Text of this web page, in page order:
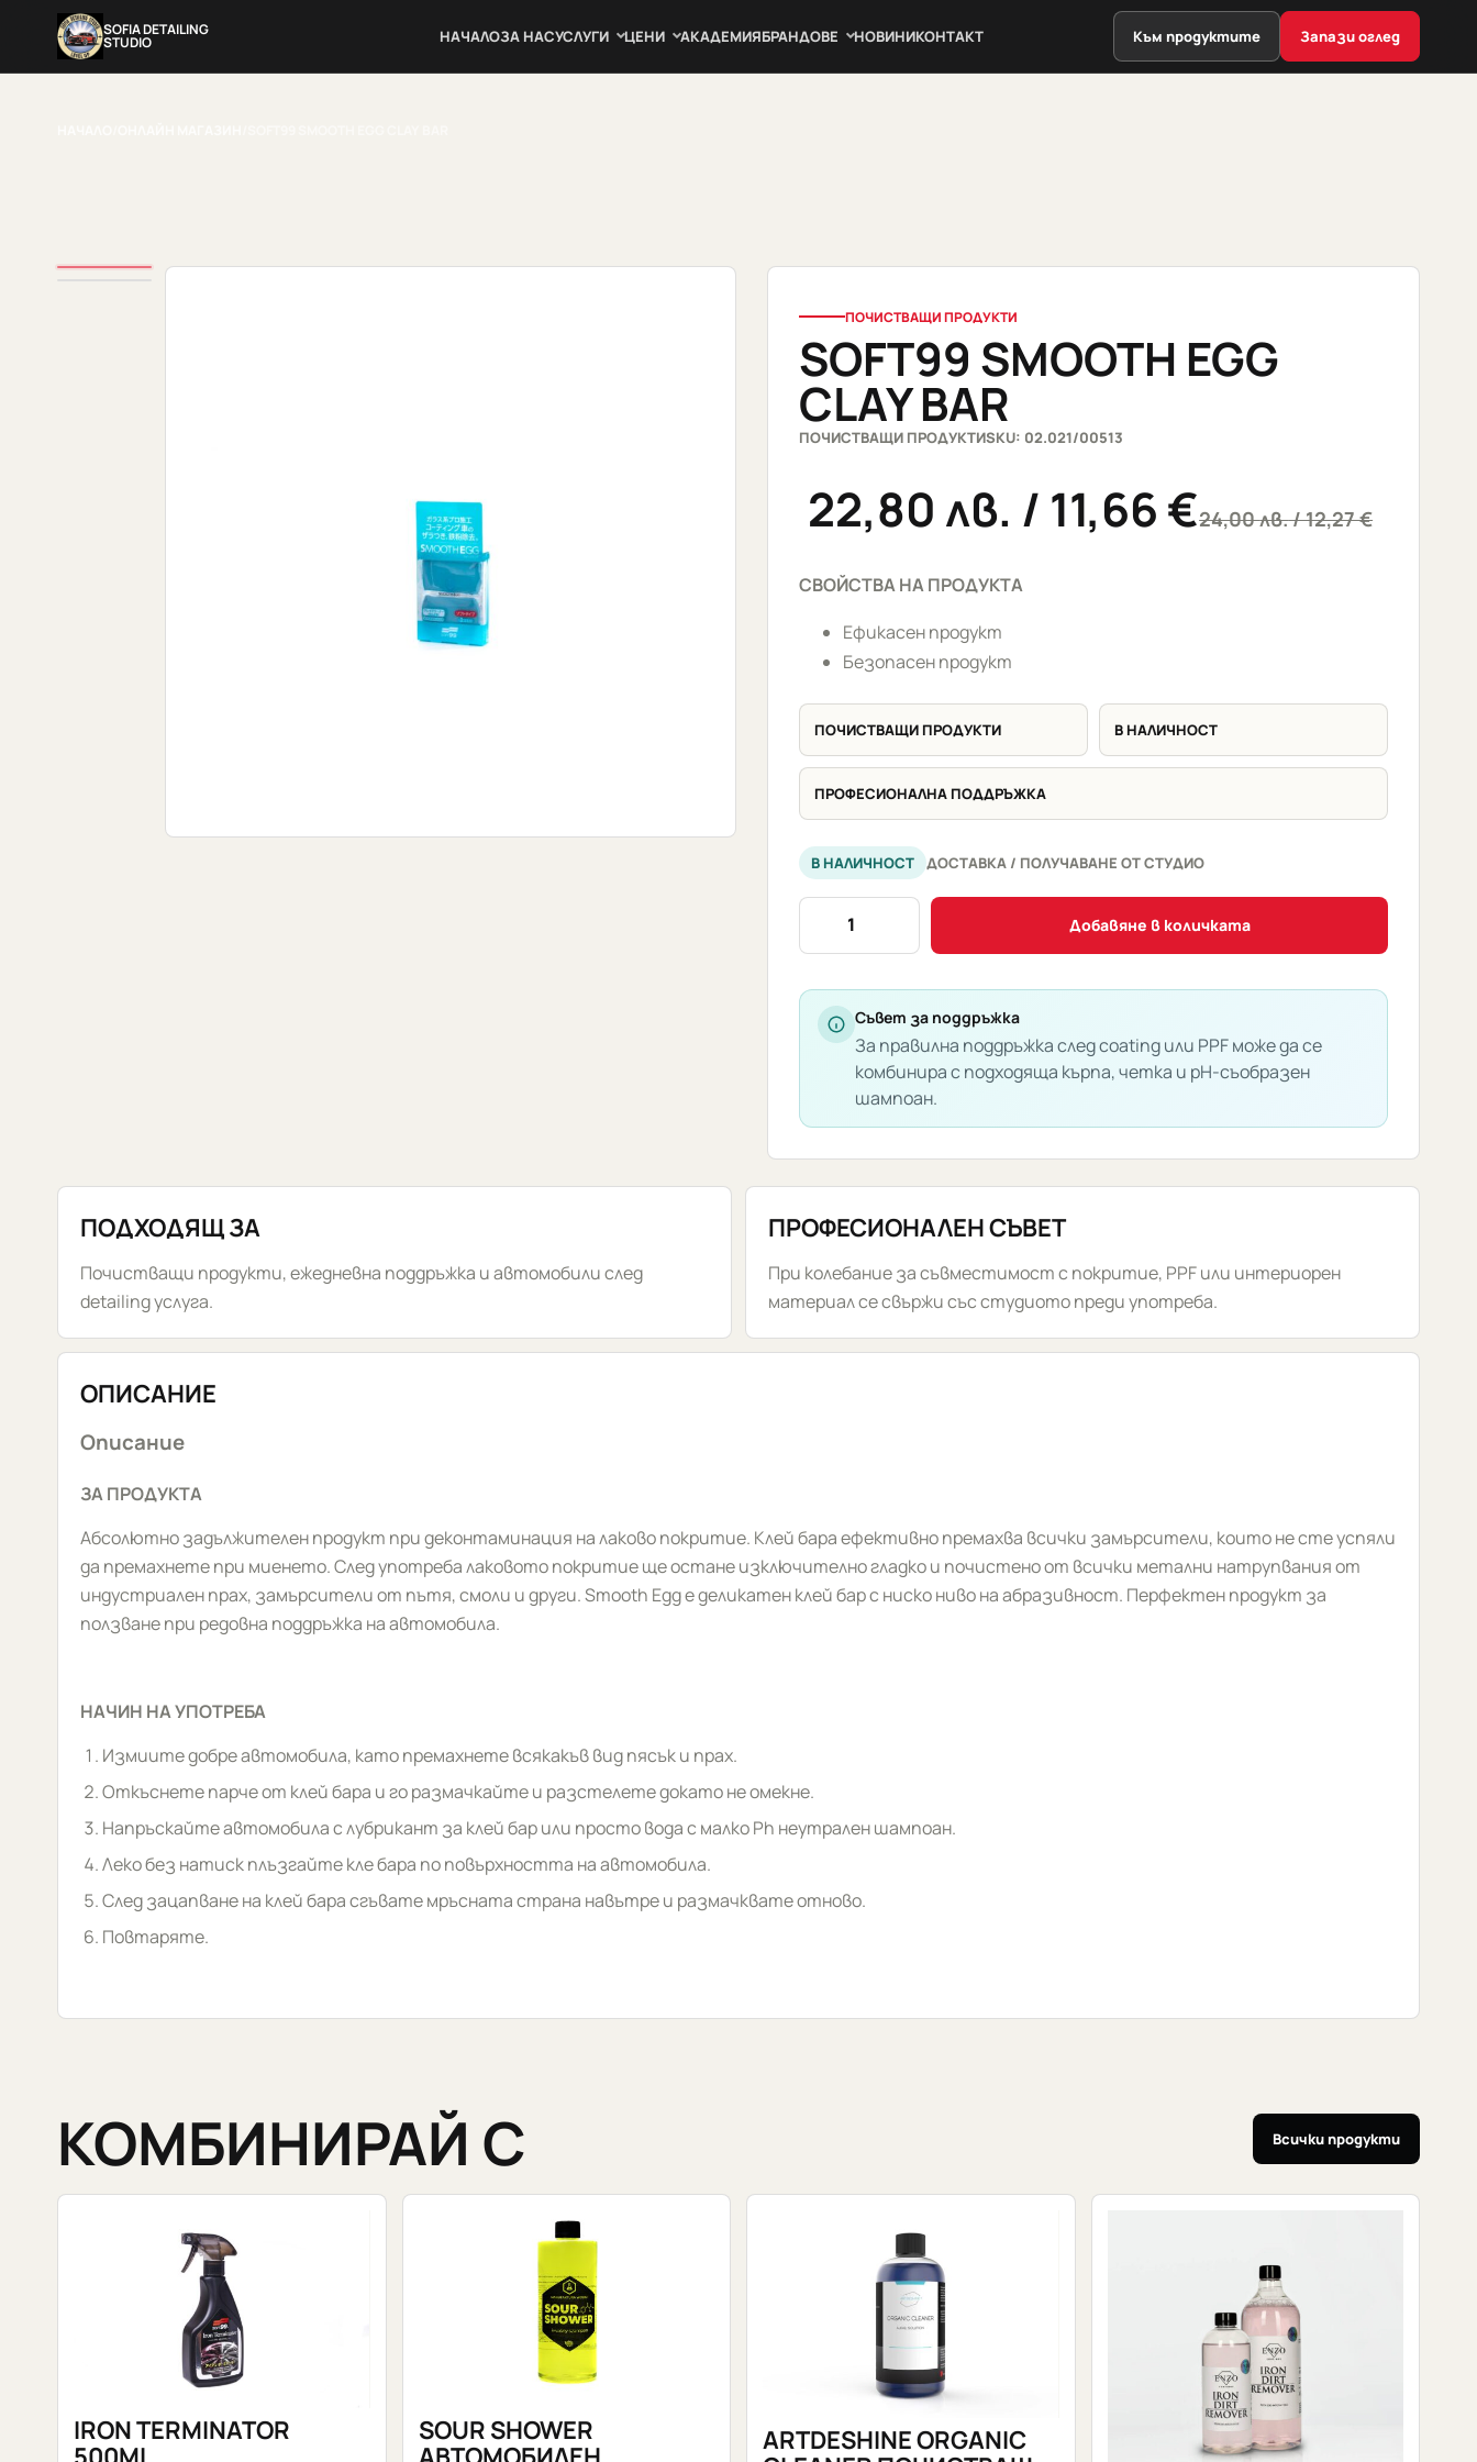
SOFIA DETAILING
STUDIO НАЧАЛОЗА НАСУСЛУГИ ЦЕНИ АКАДЕМИЯБРАНДОВЕ НОВИНИКОНТАКТ Към продуктите Запази оглед
ПОЧИСТВАЩИ ПРОДУКТИ
SOFT99 SMOOTH EGG
CLAY BAR
ПОЧИСТВАЩИ ПРОДУКТИSKU: 02.021/00513
24,00лв./ 12,27 €
22,80 лв. / 11,66 €
СВОЙСТВА НА ПРОДУКТА
Ефикасен продукт
Безопасен продукт
ПОЧИСТВАЩИ ПРОДУКТИ В НАЛИЧНОСТ
ПРОФЕСИОНАЛНА ПОДДРЪЖКА
В НАЛИЧНОСТ ДОСТАВКА / ПОЛУЧАВАНЕ ОТ СТУДИО
количество
SMOOTH
EGG
Clay
Добавяне в количката
Съвет за поддръжка
За правилна поддръжка след coating или PPF може да се
комбинира с подходяща кърпа, четка и pH-съобразен
шампоан.
ПОДХОДЯЩ ЗА
Почистващи продукти, ежедневна поддръжка и автомобили след
detailing услуга.
ПРОФЕСИОНАЛЕН СЪВЕТ
При колебание за съвместимост с покритие, PPF или интериорен
материал се свържи със студиото преди употреба.
ОПИСАНИЕ
Описание
ЗА ПРОДУКТА
Абсолютно задължителен продукт при деконтаминация на лаково покритие. Клей бара ефективно премахва всички замърсители, които не сте успяли
да премахнете при миенето. След употреба лаковото покритие ще остане изключително гладко и почистено от всички метални натрупвания от
индустриален прах, замърсители от пътя, смоли и други. Smooth Egg e деликатен клей бар с ниско ниво на абразивност. Перфектен продукт за
ползване при редовна поддръжка на автомобила.
НАЧИН НА УПОТРЕБА
Измиите добре автомобила, като премахнете всякакъв вид пясък и прах.
Откъснете парче от клей бара и го размачкайте и разстелете докато не омекне.
Напръскайте автомобила с лубрикант за клей бар или просто вода с малко Ph неутрален шампоан.
Леко без натиск плъзгайте кле бара по повърхността на автомобила.
След зацапване на клей бара сгъвате мръсната страна навътре и размачквате отново.
Повтаряте.
КОМБИНИРАЙ С Всички продукти
IRON TERMINATOR
SOUR SHOWER
ARTDESHINE ORGANIC